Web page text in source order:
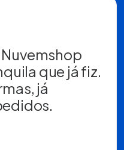
que já fiz.
já